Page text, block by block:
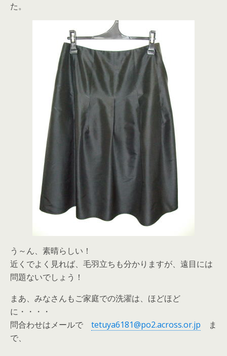
た。
う～ん、素晴らしい！
近くでよく見れば、毛羽立ちも分かりますが、遠目には
問題ないでしょう！
まあ、みなさんもご家庭での洗濯は、ほどほど
に・・・・
問合わせはメールで tetuya6181@po2.across.or.jp ま
で、